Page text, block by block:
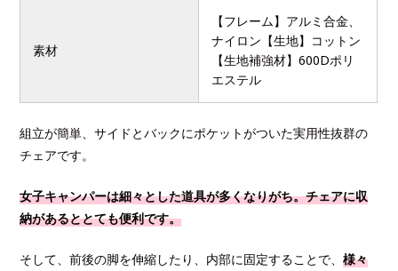
素材
【フレーム】アルミ合金、
ナイロン【生地】コットン
【生地補強材】600Dポリ
エステル
組立が簡単、サイドとバックにポケットがついた実用性抜群の
チェアです。
女子キャンパーは細々とした道具が多くなりがち。チェアに収
納があるととても便利です。
そして、前後の脚を伸縮したり、内部に固定することで、様々